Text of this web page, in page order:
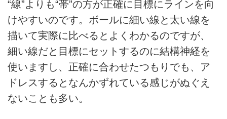
“線”よりも“帯”の方が正確に目標にラインを向
けやすいのです。ボールに細い線と太い線を
描いて実際に比べるとよくわかるのですが、
細い線だと目標にセットするのに結構神経を
使いますし、正確に合わせたつもりでも、ア
ドレスするとなんかずれている感じがぬぐえ
ないことも多い。